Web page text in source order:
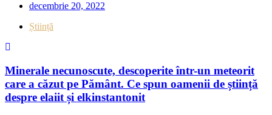
decembrie 20, 2022
Știință
Minerale necunoscute, descoperite într-un meteorit
care a căzut pe Pământ. Ce spun oamenii de știință
despre elaiit și elkinstantonit